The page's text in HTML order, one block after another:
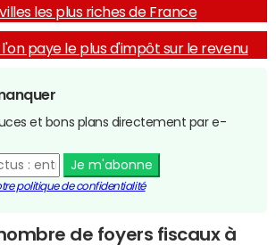
villes les plus riches de France
l'on paye le plus d'impôt sur le revenu
et bons plans directement par e-
Je m'abonne
politique de confidentialité
de foyers fiscaux à